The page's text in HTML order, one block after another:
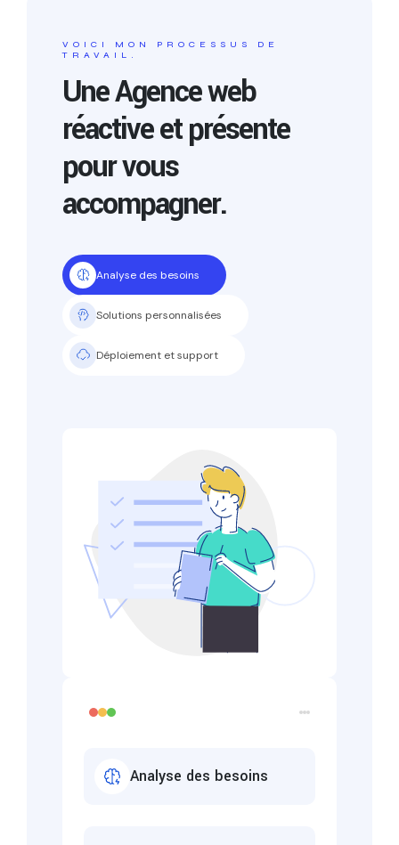
VOICI MON PROCESSUS DE
TRAVAIL.
Une Agence web
réactive et présente
pour vous
accompagner.
Analyse des besoins
Solutions personnalisées
Déploiement et support
Analyse des besoins